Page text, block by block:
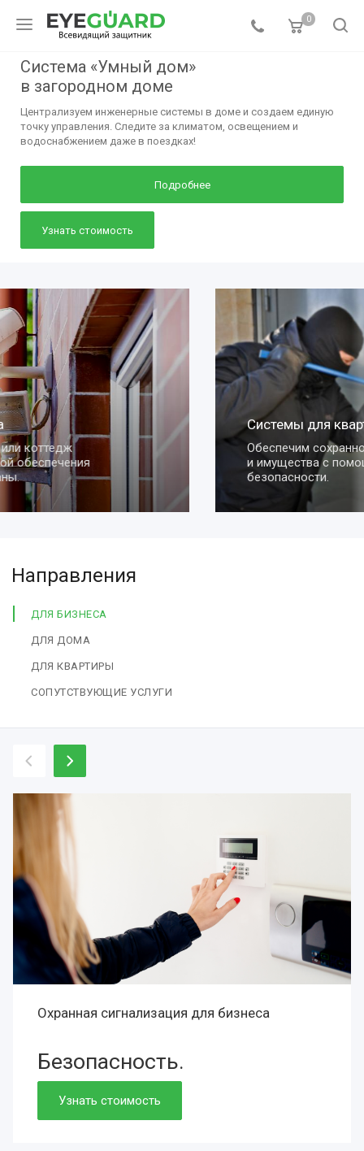
0
Система «Умный дом»
в загородном доме
Централизуем инженерные системы в доме и создаем единую
точку управления. Следите за климатом, освещением и
водоснабжением даже в поездках!
Подробнее
Узнать стоимость
Системы для квартиры
Обеспечим сохранность вашей квартиры
и имущества с помощью умных систем
безопасности.
Направления
ДЛЯ БИЗНЕСА
ДЛЯ ДОМА
ДЛЯ КВАРТИРЫ
СОПУТСТВУЮЩИЕ УСЛУГИ
Охранная сигнализация для бизнеса
Безопасность.
Сохранность.Престиж.
Просто. Быстро. Доступно.
Нужно. Обязательно.
Узнать стоимость